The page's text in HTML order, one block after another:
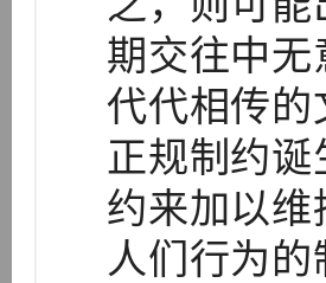
期交往中
代代相传的
正规制约
约来加以
人们行为